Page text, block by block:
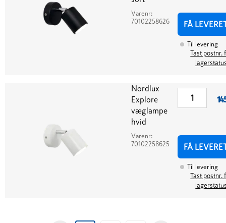
Varenr:
70102258626
FÅ
Til levering
Tast postnr.
Nordlux
Explore
væglampe
hvid
Varenr:
70102258625
FÅ
Til levering
Tast postnr.